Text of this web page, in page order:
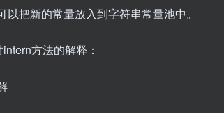
以把新的常量放入到字符串常量池中。
方法的解释：